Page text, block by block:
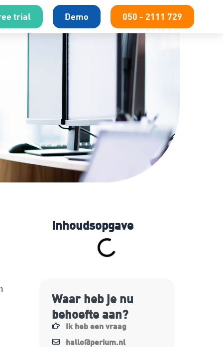
trial Demo 050 - 2111 729
Inhoudsopgave
Waar heb je nu
behoefte aan?
Ik heb een vraag
hallo@perium.nl